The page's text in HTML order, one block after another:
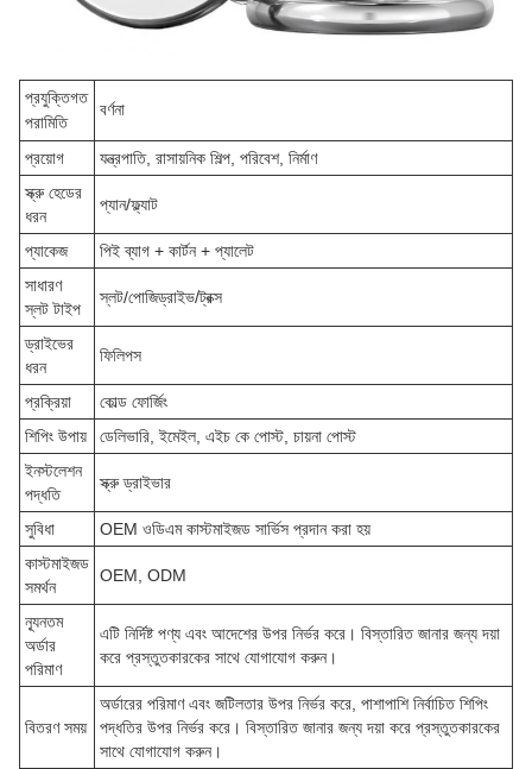
প্রযুক্তিগত
পরামিতি
বর্ণনা
প্রয়োগ
যন্ত্রপাতি, রাসায়নিক শিল্প, পরিবেশ, নির্মাণ
স্ক্রু হেডের
ধরন
প্যান/ফ্ল্যাট
প্যাকেজ
পিই ব্যাগ + কার্টন + প্যালেট
সাধারণ
স্লট টাইপ
স্লট/পোজিড্রাইভ/ট্রক্স
ড্রাইভের
ধরন
ফিলিপস
প্রক্রিয়া
কোল্ড ফোর্জিং
শিপিং উপায়
ডেলিভারি, ইমেইল, এইচ কে পোস্ট, চায়না পোস্ট
ইনস্টলেশন
পদ্ধতি
স্ক্রু ড্রাইভার
সুবিধা
OEM ওডিএম কাস্টমাইজড সার্ভিস প্রদান করা হয়
কাস্টমাইজড
সমর্থন
OEM, ODM
ন্যূনতম
অর্ডার
পরিমাণ
এটি নির্দিষ্ট পণ্য এবং আদেশের উপর নির্ভর করে। বিস্তারিত জানার জন্য দয়া
করে প্রস্তুতকারকের সাথে যোগাযোগ করুন।
বিতরণ সময়
অর্ডারের পরিমাণ এবং জটিলতার উপর নির্ভর করে, পাশাপাশি নির্বাচিত শিপিং
পদ্ধতির উপর নির্ভর করে। বিস্তারিত জানার জন্য দয়া করে প্রস্তুতকারকের
সাথে যোগাযোগ করুন।